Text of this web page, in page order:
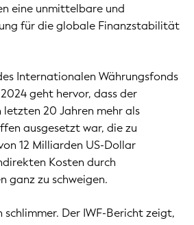
eine unmittelbare und
für die globale Finanzstabilität
Internationalen Währungsfonds
geht hervor, dass der
letzten 20 Jahren mehr als
ausgesetzt war, die zu
12 Milliarden US-Dollar
Kosten durch
ganz zu schweigen.
schlimmer. Der IWF-Bericht zeigt,